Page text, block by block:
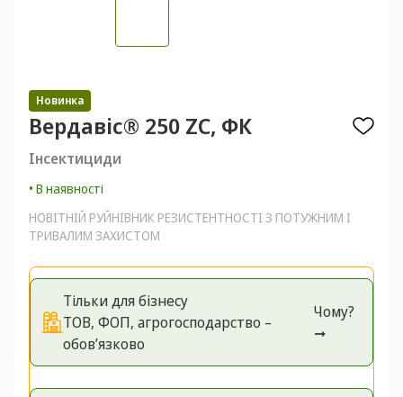
Новинка
Вердавіс® 250 ZC, ФК
Інсектициди
• В наявності
НОВІТНІЙ РУЙНІВНИК РЕЗИСТЕНТНОСТІ З ПОТУЖНИМ І
ТРИВАЛИМ ЗАХИСТОМ
Тільки для бізнесу
ТОВ, ФОП, агрогосподарство –
обов’язково
Чому?
➞